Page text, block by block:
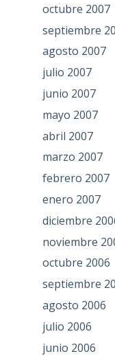
octubre 2007
septiembre
agosto 2007
julio 2007
junio 2007
mayo 2007
abril 2007
marzo 2007
febrero 2007
enero 2007
diciembre
noviembre
octubre 2006
septiembre
agosto 2006
julio 2006
junio 2006